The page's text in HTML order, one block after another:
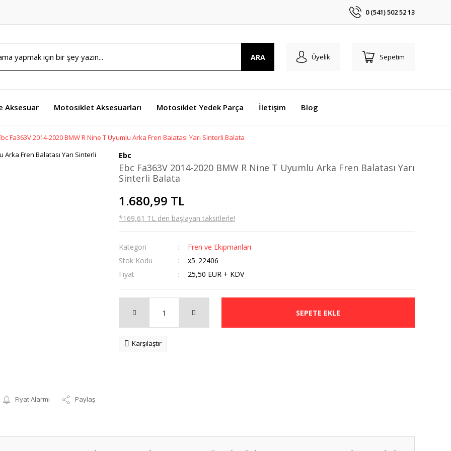
0 (541) 502 52 13
ARA Üyelik Sepetim
Aksesuar Motosiklet Aksesuarları Motosiklet Yedek Parça İletişim Blog
Fa363V 2014-2020 BMW R Nine T Uyumlu Arka Fren Balatası Yarı Sinterli Balata
Fiyat Alarmı Paylaş
Ebc
Ebc Fa363V 2014-2020 BMW R Nine T Uyumlu Arka Fren Balatası Yarı
Sinterli Balata
1.680,99 TL
*169,61 TL den başlayan taksitlerle!
Kategori
Fren ve Ekipmanları
Stok Kodu
x5_22406
Fiyat
25,50 EUR + KDV
SEPETE EKLE
Karşılaştır